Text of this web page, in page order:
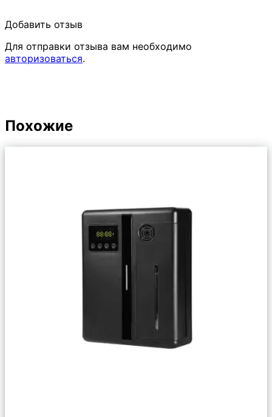
Добавить отзыв
Для отправки отзыва вам необходимо
авторизоваться.
Похожие